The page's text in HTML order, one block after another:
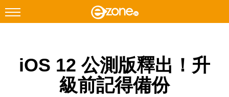
Facebook Instagram
iOS 12 公測版釋出！升
級前記得備份